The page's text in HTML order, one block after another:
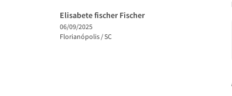
Elisabete fischer Fischer
06/09/2025
Florianópolis /SC